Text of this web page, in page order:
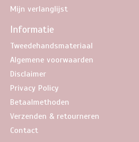
Mijn verlanglijst
Informatie
Tweedehandsmateriaal
Algemene voorwaarden
Disclaimer
Privacy Policy
Betaalmethoden
Verzenden & retourneren
Contact